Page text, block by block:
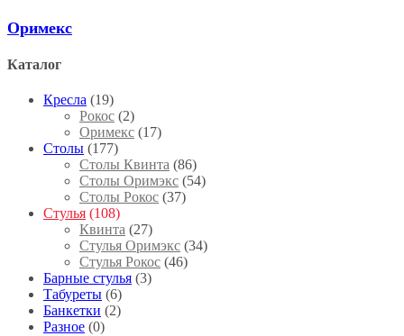
Оримекс
Каталог
Кресла (19)
Рокос (2)
Оримекс (17)
Столы (177)
Столы Квинта (86)
Столы Оримэкс (54)
Столы Рокос (37)
Стулья (108)
Квинта (27)
Стулья Оримэкс (34)
Стулья Рокос (46)
Барные стулья (3)
Табуреты (6)
Банкетки (2)
Разное (0)